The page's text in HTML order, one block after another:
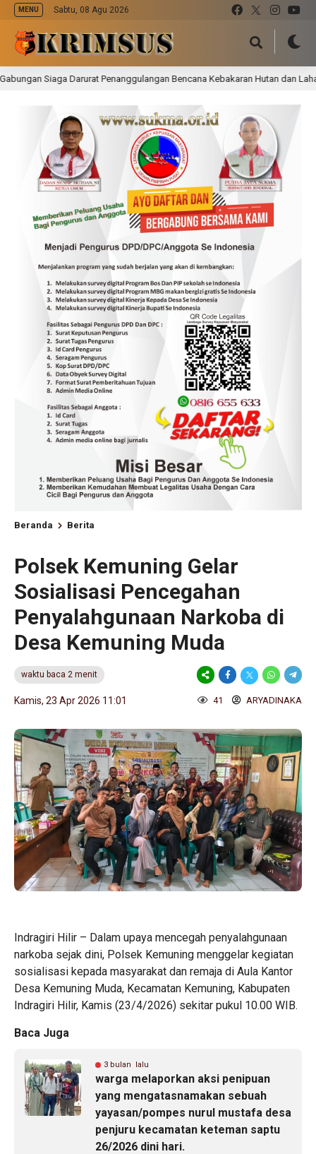
MENU Sabtu, 08 Agu 2026
Darurat Penanggulangan Bencana Kebakaran Hutan dan Lahan (Karhutla)
Beranda Berita
Polsek Kemuning Gelar
Sosialisasi Pencegahan
Penyalahgunaan Narkoba di
Desa Kemuning Muda
waktu baca 2 menit
Kamis, 23 Apr 2026 11:01 41 ARYADINAKA
Indragiri Hilir – Dalam upaya mencegah penyalahgunaan
narkoba sejak dini, Polsek Kemuning menggelar kegiatan
sosialisasi kepada masyarakat dan remaja di Aula Kantor
Desa Kemuning Muda, Kecamatan Kemuning, Kabupaten
Indragiri Hilir, Kamis (23/4/2026) sekitar pukul 10.00 WIB.
Baca Juga
3 bulan lalu
warga melaporkan aksi penipuan
yang mengatasnamakan sebuah
yayasan/pompes nurul mustafa desa
penjuru kecamatan keteman saptu
26/2026 dini hari.